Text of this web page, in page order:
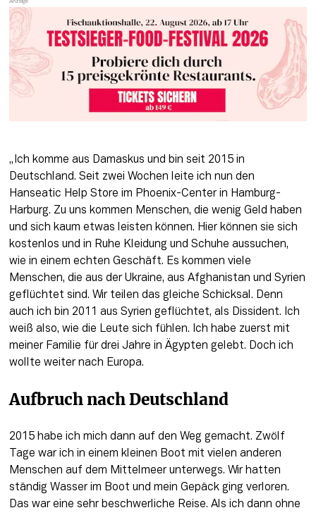
„Ich komme aus Damaskus und bin seit 2015 in
Deutschland. Seit zwei Wochen leite ich nun den
Hanseatic Help Store im Phoenix-Center in Hamburg-
Harburg. Zu uns kommen Menschen, die wenig Geld haben
und sich kaum etwas leisten können. Hier können sie sich
kostenlos und in Ruhe Kleidung und Schuhe aussuchen,
wie in einem echten Geschäft. Es kommen viele
Menschen, die aus der Ukraine, aus Afghanistan und Syrien
geflüchtet sind. Wir teilen das gleiche Schicksal. Denn
auch ich bin 2011 aus Syrien geflüchtet, als Dissident. Ich
weiß also, wie die Leute sich fühlen. Ich habe zuerst mit
meiner Familie für drei Jahre in Ägypten gelebt. Doch ich
wollte weiter nach Europa.
Aufbruch nach Deutschland
2015 habe ich mich dann auf den Weg gemacht. Zwölf
Tage war ich in einem kleinen Boot mit vielen anderen
Menschen auf dem Mittelmeer unterwegs. Wir hatten
ständig Wasser im Boot und mein Gepäck ging verloren.
Das war eine sehr beschwerliche Reise. Als ich dann ohne